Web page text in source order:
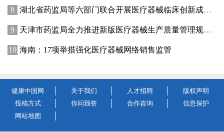
湖北省药监局等六部门联合开展医疗器械临床创新成果转化“春雨行动”
天津市药监局全力推进新版医疗器械生产质量管理规范落地实施
海南：17项举措强化医疗器械网络销售监管
健康中国网 关于我们 人才招聘
版权声明
投稿方式
你问我答 合作咨询
信息保护
网站地图